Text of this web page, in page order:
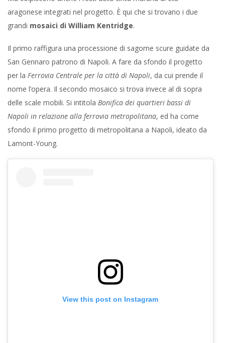
aragonese integrati nel progetto. È qui che si trovano i due
grandi mosaici di William Kentridge.
Il primo raffigura una processione di sagome scure guidate da
San Gennaro patrono di Napoli. A fare da sfondo il progetto
per la Ferrovia Centrale per la città di Napoli, da cui prende il
nome l’opera. Il secondo mosaico si trova invece al di sopra
delle scale mobili. Si intitola Bonifica dei quartieri bassi di
Napoli in relazione alla ferrovia metropolitana, ed ha come
sfondo il primo progetto di metropolitana a Napoli, ideato da
Lamont-Young.
View this post on Instagram